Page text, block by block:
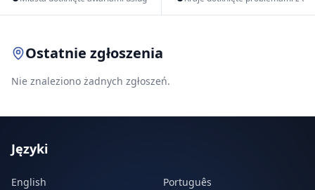
Ostatnie zgłoszenia
Nie znaleziono żadnych zgłoszeń.
Języki
English
Português